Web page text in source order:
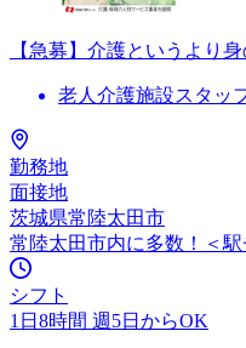
【急募】介護というより
老人介護施設スタッ
勤務地
面接地
茨城県常陸太田市
常陸太田市内に多数！＜
シフト
1日8時間 週5日からOK